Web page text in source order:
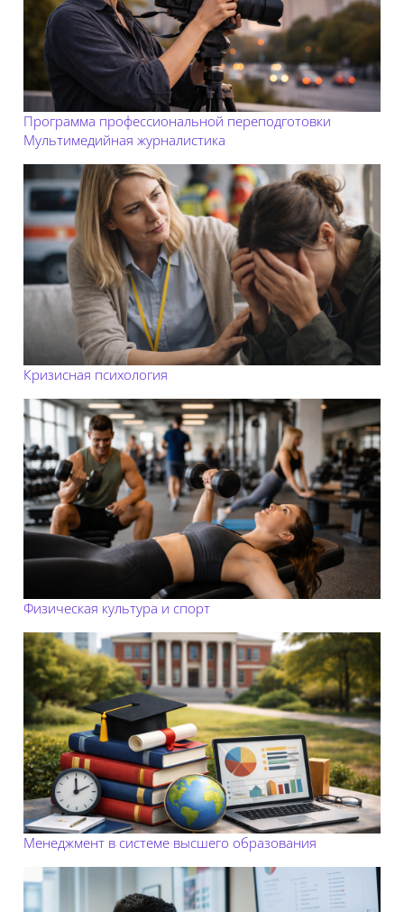
Программа профессиональной переподготовки
Мультимедийная журналистика
Кризисная психология
Физическая культура и спорт
Менеджмент в системе высшего образования